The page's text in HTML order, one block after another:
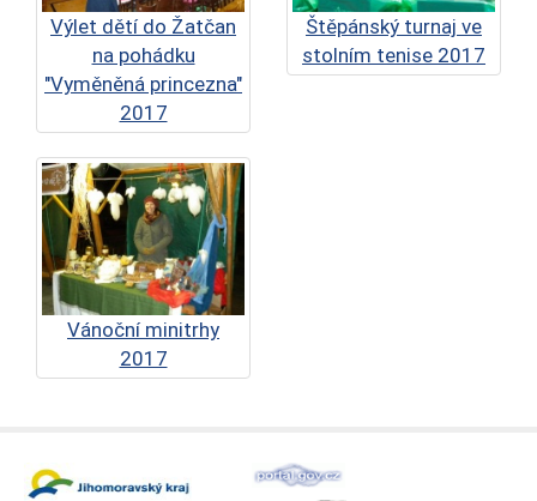
Výlet dětí do Žatčan
na pohádku
"Vyměněná princezna"
2017
Štěpánský turnaj ve
stolním tenise 2017
Vánoční minitrhy
2017